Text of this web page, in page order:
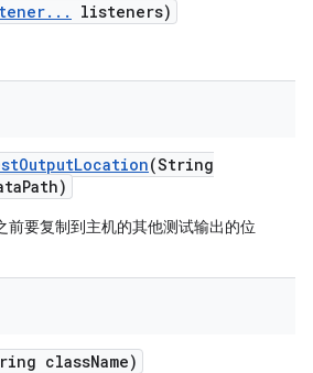
. . . listeners)
OutputLocation(String
Path)
前要复制到主机的其他测试输出的位
className)